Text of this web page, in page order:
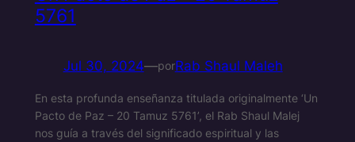
5761
Jul 30, 2024—porRab Shaul Maleh
En esta profunda enseñanza titulada originalmente ‘Un
Pacto de Paz – 20 Tamuz 5761’, el Rab Shaul Malej
nos guía a través del significado espiritual y las